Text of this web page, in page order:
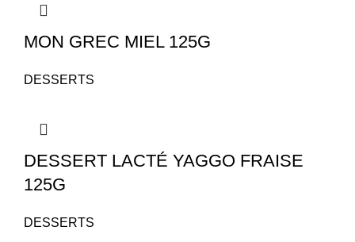
MON GREC MIEL 125G
DESSERTS
DESSERT LACTÉ YAGGO FRAISE
125G
DESSERTS